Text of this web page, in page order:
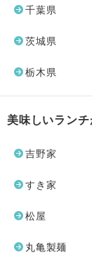
千葉県
茨城県
栃木県
美味しいラン
吉野家
すき家
松屋
丸亀製麺